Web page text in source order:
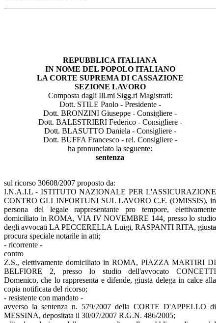
REPUBBLICA ITALIANA
IN NOME DEL POPOLO ITALIANO
LA CORTE SUPREMA DI CASSAZIONE
SEZIONE LAVORO
Composta dagli Ill.mi Sigg.ri Magistrati:
Dott. STILE Paolo - Presidente -
Dott. BRONZINI Giuseppe - Consigliere -
Dott. BALESTRIERI Federico - Consigliere -
Dott. BLASUTTO Daniela - Consigliere -
Dott. BUFFA Francesco - rel. Consigliere -
ha pronunciato la seguente:
sentenza
sul ricorso 30608/2007 proposto da:
I.N.A.I.L - ISTITUTO NAZIONALE PER L'ASSICURAZIONE
CONTRO GLI INFORTUNI SUL LAVORO C.F. (OMISSIS), in
persona del legale rappresentante pro tempore, elettivamente
domiciliato in ROMA, VIA IV NOVEMBRE 144, presso lo studio
degli avvocati LA PECCERELLA Luigi, RASPANTI RITA, giusta
procura speciale notarile in atti;
- ricorrente -
contro
Z.S., elettivamente domiciliato in ROMA, PIAZZA MARTIRI DI
BELFIORE 2, presso lo studio dell'avvocato CONCETTI
Domenico, che lo rappresenta e difende, giusta delega in calce alla
copia notificata del ricorso;
- resistente con mandato -
avverso la sentenza n. 579/2007 della CORTE D'APPELLO di
MESSINA, depositata il 30/07/2007 R.G.N. 486/2005;